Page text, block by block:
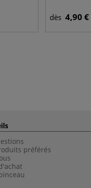
dès 4,90 €
préférés